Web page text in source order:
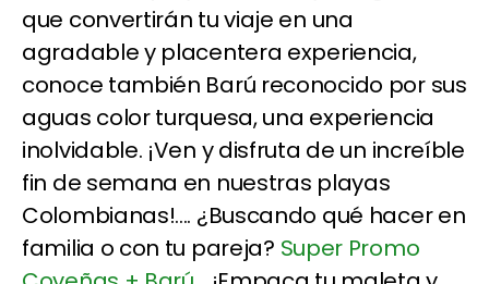
que convertirán tu viaje en una
agradable y placentera experiencia,
conoce también Barú reconocido por sus
aguas color turquesa, una experiencia
inolvidable. ¡Ven y disfruta de un increíble
fin de semana en nuestras playas
Colombianas!.... ¿Buscando qué hacer en
familia o con tu pareja? Super Promo